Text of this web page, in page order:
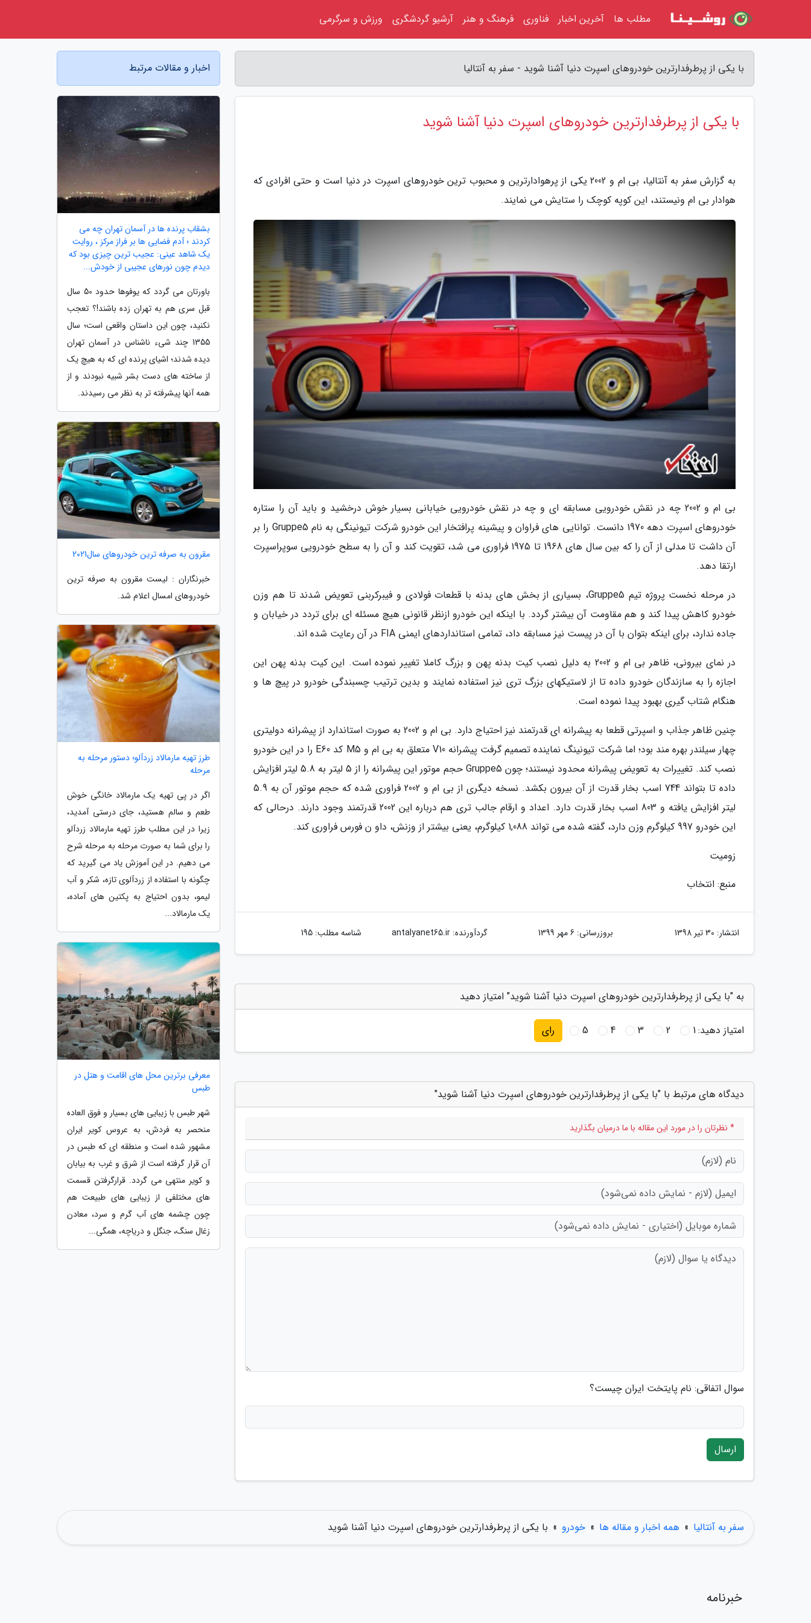
با یکی از پرطرفدارترین خودروهای اسپرت دنیا آشنا شوید - سفر به آنتالیا
با یکی از پرطرفدارترین خودروهای اسپرت دنیا آشنا شوید
به گزارش سفر به آنتالیا، بی ام و 2002 یکی از پرهوادارترین و محبوب ترین خودروهای اسپرت در دنیا است و حتی افرادی که
هوادار بی ام ونیستند، این کوپه کوچک را ستایش می نمایند.
بی ام و 2002 چه در نقش خودرویی مسابقه ای و چه در نقش خودرویی خیابانی بسیار خوش درخشید و باید آن را ستاره
خودروهای اسپرت دهه 1970 دانست. توانایی های فراوان و پیشینه پرافتخار این خودرو شرکت تیونینگی به نام Gruppe5 را بر
آن داشت تا مدلی از آن را که بین سال های 1968 تا 1975 فراوری می شد، تقویت کند و آن را به سطح خودرویی سوپراسپرت
ارتقا دهد.
در مرحله نخست پروژه تیم Gruppe5، بسیاری از بخش های بدنه با قطعات فولادی و فیبرکربنی تعویض شدند تا هم وزن
خودرو کاهش پیدا کند و هم مقاومت آن بیشتر گردد. با اینکه این خودرو ازنظر قانونی هیچ مسئله ای برای تردد در خیابان و
جاده ندارد، برای اینکه بتوان با آن در پیست نیز مسابقه داد، تمامی استانداردهای ایمنی FIA در آن رعایت شده اند.
در نمای بیرونی، ظاهر بی ام و 2002 به دلیل نصب کیت بدنه پهن و بزرگ کاملا تغییر نموده است. این کیت بدنه پهن این
اجازه را به سازندگان خودرو داده تا از لاستیکهای بزرگ تری نیز استفاده نمایند و بدین ترتیب چسبندگی خودرو در پیچ ها و
هنگام شتاب گیری بهبود پیدا نموده است.
چنین ظاهر جذاب و اسپرتی قطعا به پیشرانه ای قدرتمند نیز احتیاج دارد. بی ام و 2002 به صورت استاندارد از پیشرانه دولیتری
چهار سیلندر بهره مند بود؛ اما شرکت تیونینگ نماینده تصمیم گرفت پیشرانه V10 متعلق به بی ام و M5 کد E60 را در این خودرو
نصب کند. تغییرات به تعویض پیشرانه محدود نیستند؛ چون Gruppe5 حجم موتور این پیشرانه را از 5 لیتر به 5.8 لیتر افزایش
داده تا بتواند 744 اسب بخار قدرت از آن بیرون بکشد. نسخه دیگری از بی ام و 2002 فراوری شده که حجم موتور آن به 5.9
لیتر افزایش یافته و 803 اسب بخار قدرت دارد. اعداد و ارقام جالب تری هم درباره این 2002 قدرتمند وجود دارند. درحالی که
این خودرو 997 کیلوگرم وزن دارد، گفته شده می تواند 1,088 کیلوگرم، یعنی بیشتر از وزنش، داو ن فورس فراوری کند.
زومیت
منبع: انتخاب
انتشار: 30 تیر 1398 بروزرسانی: 6 مهر 1399 گردآورنده:antalyanet65.ir شناسه مطلب: 195
به "با یکی از پرطرفدارترین خودروهای اسپرت دنیا آشنا شوید" امتیاز دهید
امتیاز دهید:1
2
3
4
5 رای
دیدگاه های مرتبط با "با یکی از پرطرفدارترین خودروهای اسپرت دنیا آشنا شوید"
* نظرتان را در مورد این مقاله با ما درمیان بگذارید
سوال اتفاقی: نام پایتخت ایران چیست؟
ارسال
اخبار و مقالات مرتبط
بشقاب پرنده ها در آسمان تهران چه می
کردند ؛ آدم فضایی ها بر فراز مرکز ، روایت
یک شاهد عینی: عجیب ترین چیزی بود که
دیدم چون نورهای عجیبی از خودش...
باورتان می گردد که یوفوها حدود 50 سال
قبل سری هم به تهران زده باشند!؟ تعجب
نکنید، چون این داستان واقعی است؛ سال
1355 چند شیء ناشناس در آسمان تهران
دیده شدند؛ اشیای پرنده ای که به هیچ یک
از ساخته های دست بشر شبیه نبودند و از
همه آنها پیشرفته تر به نظر می رسیدند.
مقرون به صرفه ترین خودروهای سال2021
خبرنگاران : لیست مقرون به صرفه ترین
خودروهای امسال اعلام شد.
طرز تهیه مارمالاد زردآلو؛ دستور مرحله به
مرحله
اگر در پی تهیه یک مارمالاد خانگی خوش
طعم و سالم هستید، جای درستی آمدید،
زیرا در این مطلب طرز تهیه مارمالاد زردآلو
را برای شما به صورت مرحله به مرحله شرح
می دهیم. در این آموزش یاد می گیرید که
چگونه با استفاده از زردآلوی تازه، شکر و آب
لیمو، بدون احتیاج به پکتین های آماده،
یک مارمالاد...
معرفی برترین محل های اقامت و هتل در
طبس
شهر طبس با زیبایی های بسیار و فوق العاده
منحصر به فردش، به عروس کویر ایران
مشهور شده است و منطقه ای که طبس در
آن قرار گرفته است از شرق و غرب به بیابان
و کویر منتهی می گردد. قرارگرفتن قسمت
های مختلفی از زیبایی های طبیعت هم
چون چشمه های آب گرم و سرد، معادن
زغال سنگ، جنگل و دریاچه، همگی...
سفر به آنتالیا » همه اخبار و مقاله ها » خودرو » با یکی از پرطرفدارترین خودروهای اسپرت دنیا آشنا شوید
مطلب ها آخرین اخبار فناوری فرهنگ و هنر آرشیو گردشگری ورزش و سرگرمی
خبرنامه